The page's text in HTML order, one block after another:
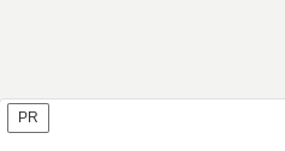
PR